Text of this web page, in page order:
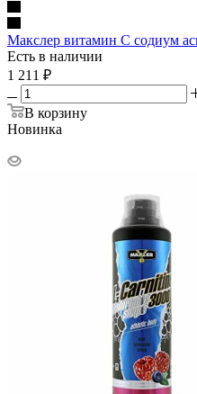
Макслер витамин С содиум
Есть в наличии
1 211 ₽
В корзину
Новинка